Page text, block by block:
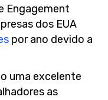
Engagement
dos EUA
por ano devido a
uma excelente
as